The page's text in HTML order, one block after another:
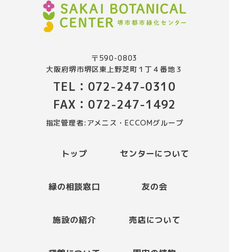
〒590-0803
大阪府堺市堺区東上野芝町１丁４番地３
TEL：072-247-0310
FAX：072-247-1492
指定管理者:アメニス・ECCOMグループ
トップ センターについて
緑の相談窓口 友の会
施設の紹介 売店について